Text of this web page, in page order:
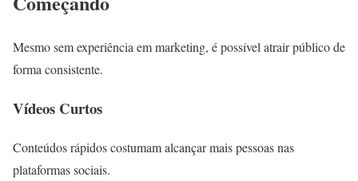
Mesmo sem experiência em marketing, é possível atrair público de
forma consistente.
Vídeos Curtos
Conteúdos rápidos costumam alcançar mais pessoas nas
plataformas sociais.